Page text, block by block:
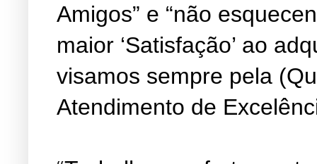
Amigos” e “não
maior ‘Satisfação’ ao
visamos sempre pela
Atendimento de